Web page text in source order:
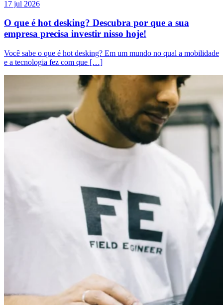
17 jul 2026
O que é hot desking? Descubra por que a sua
empresa precisa investir nisso hoje!
Você sabe o que é hot desking? Em um mundo no qual a mobilidade
e a tecnologia fez com que […]